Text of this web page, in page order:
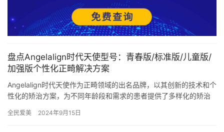
盘点Angelalign时代天使型号：青春版/标准版/儿童版/
加强版个性化正畸解决方案
Angelalign时代天使作为正畸领域的出名品牌，以其创新的技术和个
性化的矫治方案，为不同年龄段和需求的患者提供了多样化的矫治
全民爱美 2024年9月15日